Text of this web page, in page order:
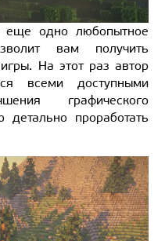
одно любопытное
вам получить
На этот раз автор
всеми доступными
графического
детально проработать